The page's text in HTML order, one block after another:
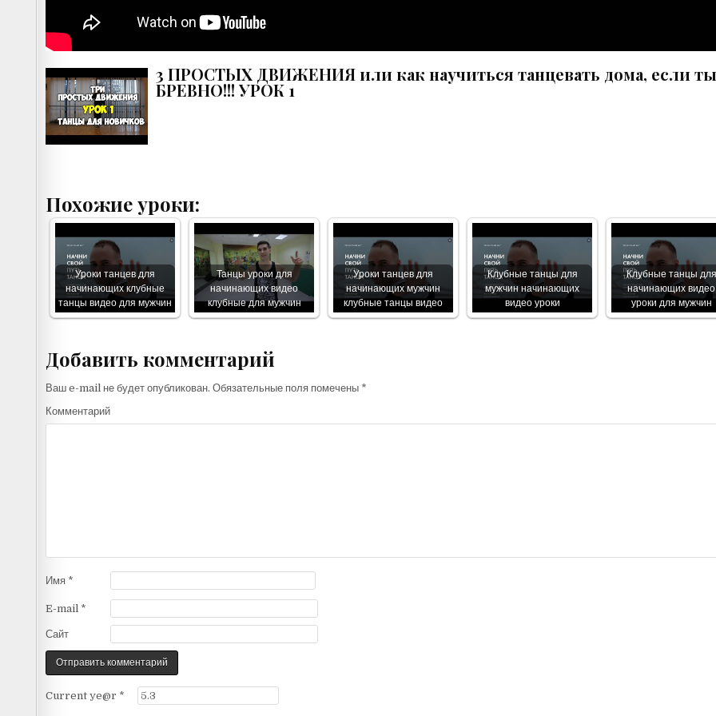
3 ПРОСТЫХ ДВИЖЕНИЯ или как научиться танцевать дома, если ты
БРЕВНО!!! УРОК 1
Похожие уроки:
Уроки танцев для
начинающих клубные
танцы видео для мужчин
Танцы уроки для
начинающих видео
клубные для мужчин
Уроки танцев для
начинающих мужчин
клубные танцы видео
Клубные танцы для
мужчин начинающих
видео уроки
Клубные танцы для
начинающих видео
уроки для мужчин
Добавить комментарий
Ваш e-mail не будет опубликован. Обязательные поля помечены *
Комментарий
Имя *
E-mail *
Сайт
Current ye@r *